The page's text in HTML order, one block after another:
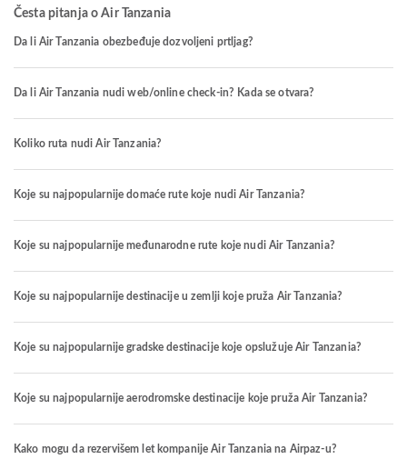
Česta pitanja o Air Tanzania
Da li Air Tanzania obezbeđuje dozvoljeni prtljag?
Da li Air Tanzania nudi web/online check-in? Kada se otvara?
Koliko ruta nudi Air Tanzania?
Koje su najpopularnije domaće rute koje nudi Air Tanzania?
Koje su najpopularnije međunarodne rute koje nudi Air Tanzania?
Koje su najpopularnije destinacije u zemlji koje pruža Air Tanzania?
Koje su najpopularnije gradske destinacije koje opslužuje Air Tanzania?
Koje su najpopularnije aerodromske destinacije koje pruža Air Tanzania?
Kako mogu da rezervišem let kompanije Air Tanzania na Airpaz-u?